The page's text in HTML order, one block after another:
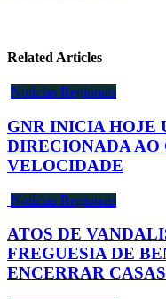
Related Articles
Notícias Regionais
GNR INICIA HOJE
DIRECIONADA AO
VELOCIDADE
Notícias Regionais
ATOS DE
FREGUESIA DE
ENCERRAR